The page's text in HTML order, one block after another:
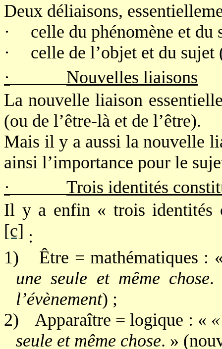
Deux déliaisons,
·
celle du phénomène et
·
celle de l’objet et du
·
Nouvelles liaisons
La nouvelle liaison
(ou de l’être-là et de l’être).
Mais il y a aussi la nouvelle
ainsi l’importance pour le
·
Trois identités
Il y a enfin « trois identités
[c] :
1)
Être = mathématiques :
une seule et même chose.
l’évènement) ;
2)
Apparaître = logique : «
seule et même chose. »